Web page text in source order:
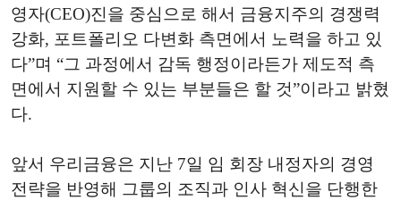
영자(CEO)진을 중심으로 해서 금융지주의 경쟁력
강화, 포트폴리오 다변화 측면에서 노력을 하고 있
다”며 “그 과정에서 감독 행정이라든가 제도적 측
면에서 지원할 수 있는 부분들은 할 것”이라고 밝혔
다.
앞서 우리금융은 지난 7일 임 회장 내정자의 경영
전략을 반영해 그룹의 조직과 인사 혁신을 단행한